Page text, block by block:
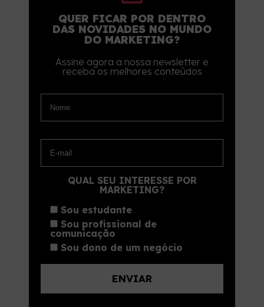
QUER FICAR POR DENTRO
DAS NOVIDADES NO MUNDO
DO MARKETING?
Assine agora a nossa newsletter e
receba os melhores conteúdos
QUAL SEU INTERESSE POR
MARKETING?
Sou estudante
Sou profissional de
comunicação
Sou dono de um negócio